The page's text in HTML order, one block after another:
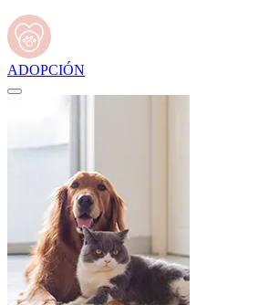
ADOPCIÓN